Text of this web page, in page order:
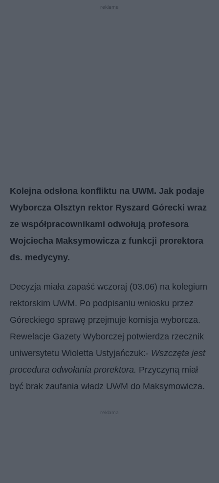
reklama
Kolejna odsłona konfliktu na UWM. Jak podaje
Wyborcza Olsztyn rektor Ryszard Górecki wraz
ze współpracownikami odwołują profesora
Wojciecha Maksymowicza z funkcji prorektora
ds. medycyny.
Decyzja miała zapaść wczoraj (03.06) na kolegium
rektorskim UWM. Po podpisaniu wniosku przez
Góreckiego sprawę przejmuje komisja wyborcza.
Rewelacje Gazety Wyborczej potwierdza rzecznik
uniwersytetu Wioletta Ustyjańczuk:- Wszczęta jest
procedura odwołania prorektora. Przyczyną miał
być brak zaufania władz UWM do Maksymowicza.
reklama